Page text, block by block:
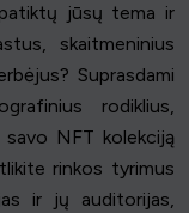
jūsų tema ir
skaitmeninius
Suprasdami
rodiklius,
NFT kolekciją
rinkos tyrimus
ir jų auditorijas,